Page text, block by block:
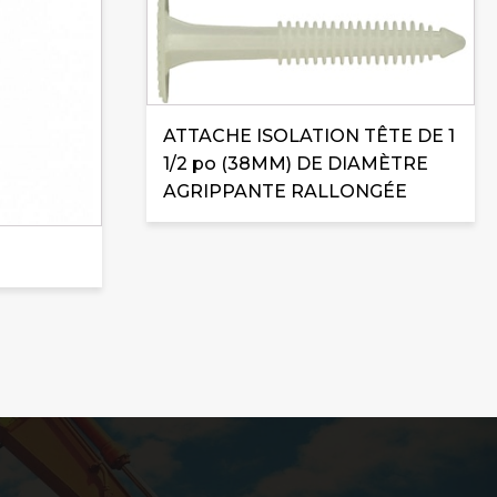
ATTACHE ISOLATION TÊTE DE 1
1/2 po (38MM) DE DIAMÈTRE
AGRIPPANTE RALLONGÉE
produit
plusieurs
variations.
Les
options
peuvent